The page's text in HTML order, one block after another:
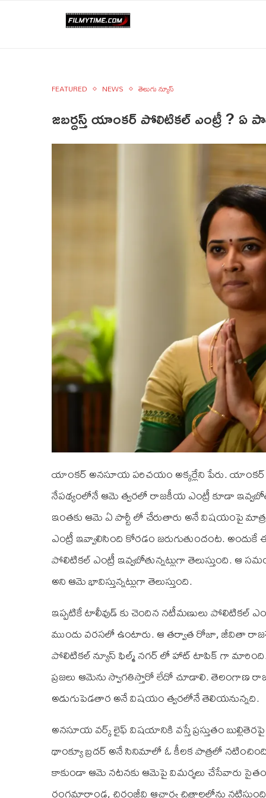
FEATURED NEWS తెలుగు న్యూస్
జబర్దస్త్ యాంకర్ పోలిటికల్ ఎంట్రీ ? ఏ
యాంకర్ అనసూయ పరిచయం అక్కర్లేని పేరు. యాంకర్
నేపథ్యంలోనే ఆమె త్వరలో రాజకీయ ఎంట్రీ కూడా
ఇంతకు ఆమె ఏ పార్టీ లో చేరుతారు అనే విషయంపై
ఎంట్రీ ఇవ్వాలిసింది కోరడం జరుగుతుందంట.
పోలిటికల్ ఎంట్రీ ఇవ్వబోతున్నట్లుగా తెలుస్తుంది.
అని ఆమె భావిస్తున్నట్లుగా తెలుస్తుంది.
ఇప్పటికే టాలీవుడ్ కు చెందిన నటీమణులు పోలిటికల్
ముందు వరసలో ఉంటారు. ఆ తర్వాత రోజా, జీవితా
పోలిటికల్ న్యూస్ ఫిల్మ్ నగర్ లో హాట్ టాపిక్ గా మారింది.
ప్రజలు ఆమెను స్వాగతిస్తారో లేదో చూడాలి.
అడుగుపెడతార అనే విషయం త్వరలోనే తెలియనున్నది.
అనసూయ వర్క్ లైఫ్ విషయానికి వస్తే ప్రస్తుతం
థాంక్యూ బ్రదర్ అనే సినిమాలో ఓ కీలక పాత్రలో
కాకుండా ఆమె నటనకు ఆమెపై విమర్శలు చేసేవారు సైతం
రంగమార్తాండ, చిరంజీవి ఆచార్య చిత్రాలలోను